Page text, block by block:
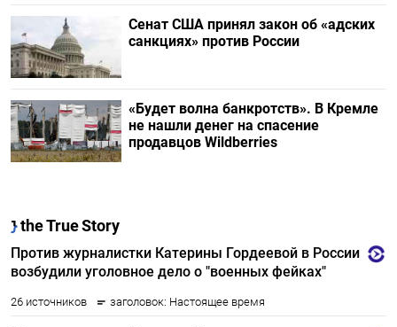
Сенат США принял закон об «адских
санкциях» против России
«Будет волна банкротств». В Кремле
не нашли денег на спасение
продавцов Wildberries